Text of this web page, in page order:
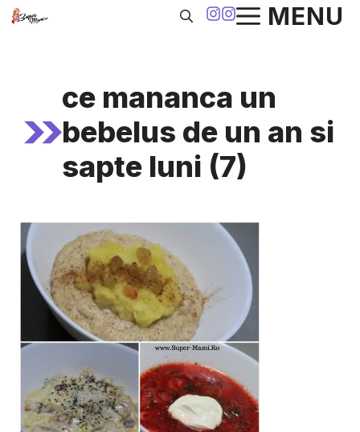
Sari
MENU
ce mananca un
bebelus de un an si
sapte luni (7)